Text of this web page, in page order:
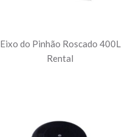
Eixo do Pinhão Roscado 400L
Rental